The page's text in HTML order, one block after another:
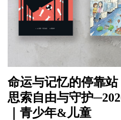
命运与记忆的停靠
思索自由与守护
｜青少年&儿童